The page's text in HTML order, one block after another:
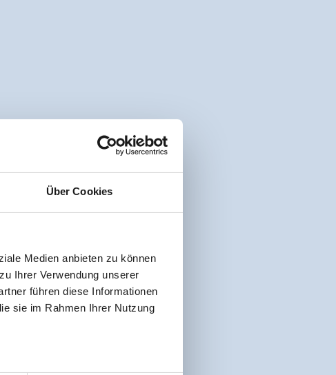
Über Cookies
Medien anbieten zu können
Ihrer Verwendung unserer
führen diese Informationen
sie im Rahmen Ihrer Nutzung